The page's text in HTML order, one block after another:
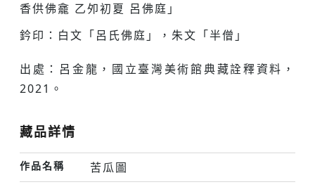
香供佛龕 乙夘初夏 呂佛庭」
鈐印：白文「呂氏佛庭」，朱文「半僧」
出處：呂金龍，國立臺灣美術館典藏詮釋資料，
2021。
藏品詳情
作品名稱 苦瓜圖